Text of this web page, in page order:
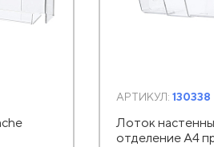
АРТИКУЛ: 130338
Лоток
отделение А4